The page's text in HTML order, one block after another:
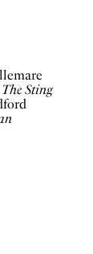
The Sting